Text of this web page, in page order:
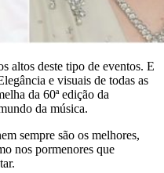
altos deste tipo de eventos. E
e visuais de todas as
da 60ª edição da
da música.
sempre são os melhores,
nos pormenores que